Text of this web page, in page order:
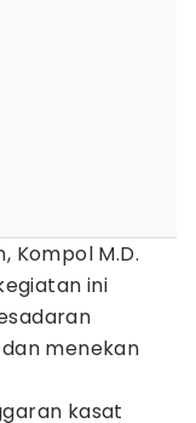
Kompol M.D.
ini
menekan
kasat